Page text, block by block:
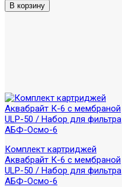
Комплект картриджей
Аквабрайт К-6 с мембраной
ULP-50 / Набор для фильтра
АБФ-Осмо-6